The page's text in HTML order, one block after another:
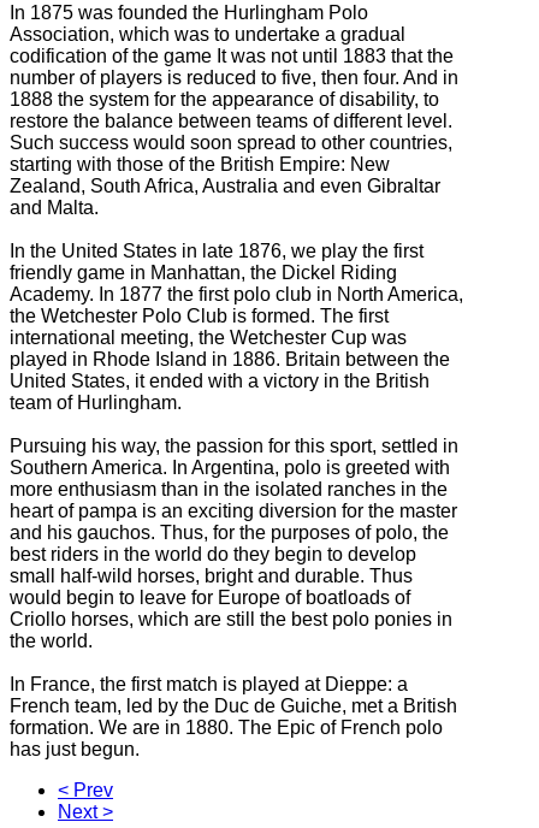
In 1875 was founded the Hurlingham Polo
Association, which was to undertake a gradual
codification of the game It was not until 1883 that the
number of players is reduced to five, then four. And in
1888 the system for the appearance of disability, to
restore the balance between teams of different level.
Such success would soon spread to other countries,
starting with those of the British Empire: New
Zealand, South Africa, Australia and even Gibraltar
and Malta.
In the United States in late 1876, we play the first
friendly game in Manhattan, the Dickel Riding
Academy. In 1877 the first polo club in North America,
the Wetchester Polo Club is formed. The first
international meeting, the Wetchester Cup was
played in Rhode Island in 1886. Britain between the
United States, it ended with a victory in the British
team of Hurlingham.
Pursuing his way, the passion for this sport, settled in
Southern America. In Argentina, polo is greeted with
more enthusiasm than in the isolated ranches in the
heart of pampa is an exciting diversion for the master
and his gauchos. Thus, for the purposes of polo, the
best riders in the world do they begin to develop
small half-wild horses, bright and durable. Thus
would begin to leave for Europe of boatloads of
Criollo horses, which are still the best polo ponies in
the world.
In France, the first match is played at Dieppe: a
French team, led by the Duc de Guiche, met a British
formation. We are in 1880. The Epic of French polo
has just begun.
< Prev
Next >